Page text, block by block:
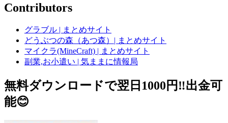
Contributors
グラブル | まとめサイト
どうぶつの森（あつ森）| まとめサイト
マイクラ(MineCraft) | まとめサイト
副業,お小遣い | 気ままに情報局
無料ダウンロードで翌日1000円‼️出金可
能😊